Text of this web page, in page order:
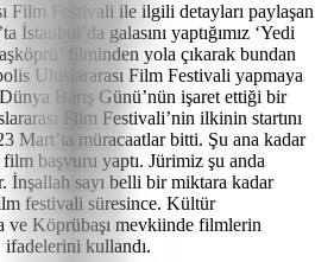
Film Festivali ile ilgili detayları paylaşan
İstanbul’da galasını yaptığımız ‘Yedi
filminden yola çıkarak bundan
Uluslararası Film Festivali yapmaya
Barış Günü’nün işaret ettiği bir
Film Festivali’nin ilkinin startını
Mart’ta müracaatlar bitti. Şu ana kadar
başvuru yaptı. Jürimiz şu anda
İnşallah sayı belli bir miktara kadar
festivali süresince. Kültür
ve Köprübaşı mevkiinde filmlerin
ifadelerini kullandı.